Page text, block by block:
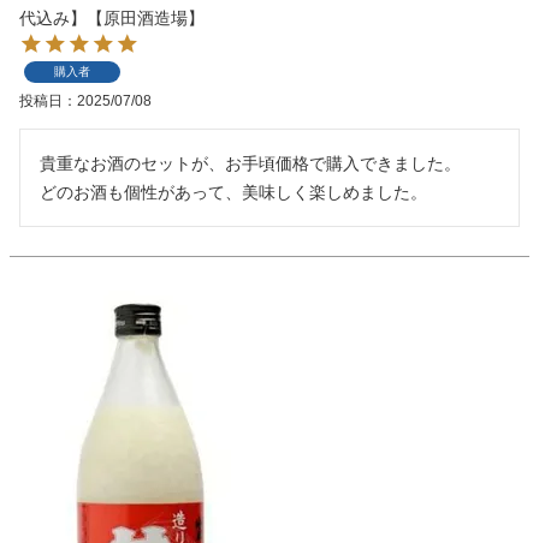
代込み】【原田酒造場】
購入者
投稿日 2025/07/08
貴重なお酒のセットが、お手頃価格で購入できました。
どのお酒も個性があって、美味しく楽しめました。